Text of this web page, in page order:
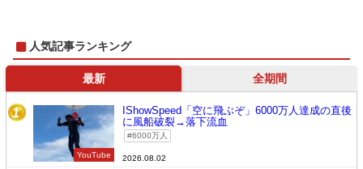
人気記事ランキング
最新 全期間
1
YouTube
IShowSpeed「空に飛ぶぞ」6000万人達成の直後
に風船破裂→落下流血
6000万人
2026.08.02